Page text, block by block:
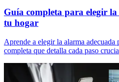
Guía completa para elegir
tu hogar
Aprende a elegir la alarma adecuada
completa que detalla cada paso